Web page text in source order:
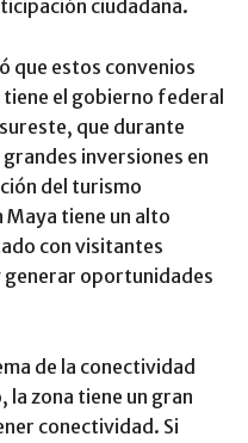
ciudadana.
que estos convenios
el gobierno federal
que durante
inversiones en
del turismo
tiene un alto
con visitantes
generar oportunidades
de la conectividad
la zona tiene un gran
conectividad. Si